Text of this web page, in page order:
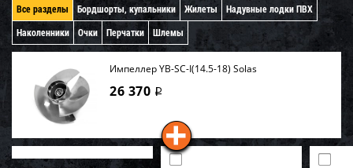
Все разделы Бордшорты, купальники Жилеты
Надувные лодки ПВХ
Наколенники
Очки Перчатки Шлемы
Импеллер YB-SC-I(14.5-18) Solas
26 370 i